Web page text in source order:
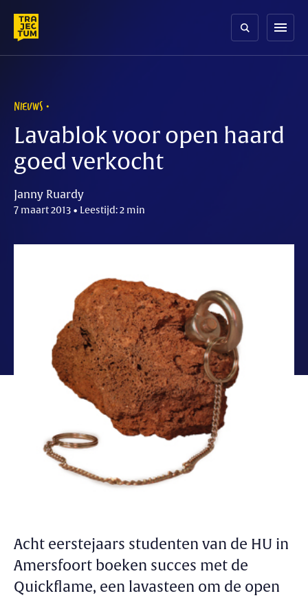
content
menu
NIEUWS
Lavablok voor open haard
goed verkocht
Janny Ruardy
7 maart 2013 • Leestijd: 2 min
Acht eerstejaars studenten van de HU in
Amersfoort boeken succes met de
Quickflame, een lavasteen om de open